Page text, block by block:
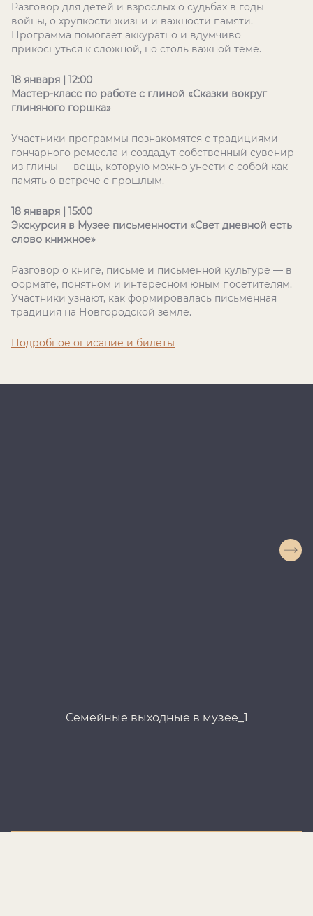
Разговор для детей и взрослых о судьбах в годы
войны, о хрупкости жизни и важности памяти.
Программа помогает аккуратно и вдумчиво
прикоснуться к сложной, но столь важной теме.
18 января | 12:00
Мастер-класс по работе с глиной «Сказки вокруг
глиняного горшка»
Участники программы познакомятся с традициями
гончарного ремесла и создадут собственный сувенир
из глины — вещь, которую можно унести с собой как
память о встрече с прошлым.
18 января | 15:00
Экскурсия в Музее письменности «Свет дневной есть
слово книжное»
Разговор о книге, письме и письменной культуре — в
формате, понятном и интересном юным посетителям.
Участники узнают, как формировалась письменная
традиция на Новгородской земле.
Подробное описание и билеты
Семейные выходные в музее_1